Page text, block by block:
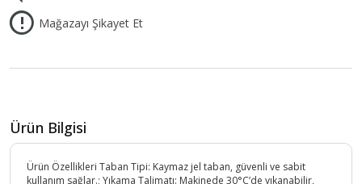
Mağazayı Şikayet Et
Ürün Bilgisi
Ürün Özellikleri Taban Tipi: Kaymaz jel taban, güvenli ve sabit
kullanım sağlar.; Yıkama Talimatı: Makinede 30°C’de yıkanabilir,